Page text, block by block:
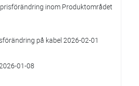
inom Produktområdet
på kabel 2026-02-01
01-08